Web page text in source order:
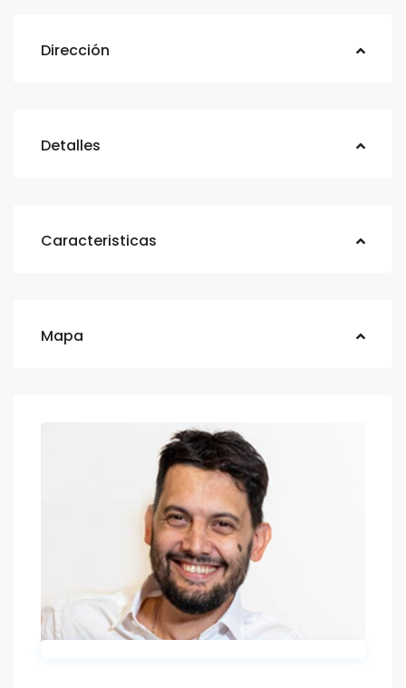
Dirección
Detalles
Caracteristicas
Mapa